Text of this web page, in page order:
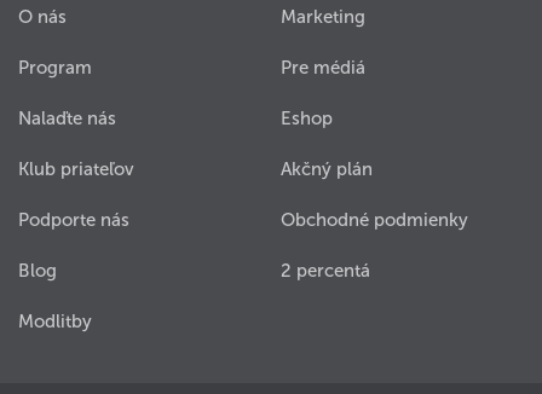
O nás
Program
Nalaďte nás
Klub priateľov
Podporte nás
Blog
Modlitby
Marketing
Pre médiá
Eshop
Akčný plán
Obchodné podmienky
2 percentá